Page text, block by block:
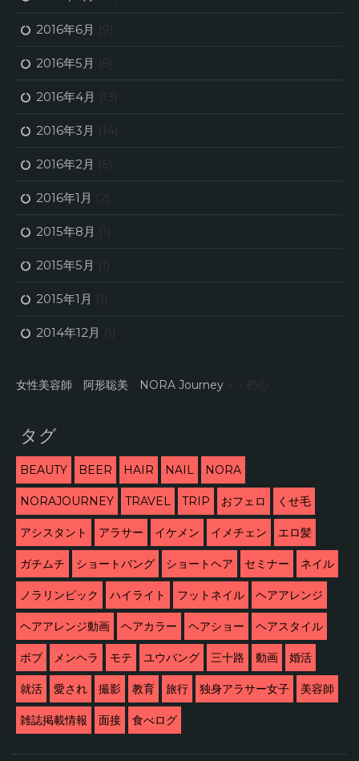
2016年6月 (9)
2016年5月 (8)
2016年4月 (13)
2016年3月 (14)
2016年2月 (5)
2016年1月 (2)
2015年8月 (1)
2015年5月 (1)
2015年1月 (1)
2014年12月 (1)
女性美容師 阿形聡美 NORA Journey > > 初心
タグ
BEAUTY BEER HAIR NAIL NORA
NORAJOURNEY TRAVEL TRIP おフェロ くせ毛
アシスタント アラサー イケメン イメチェン エロ髪
ガチムチ ショートバング ショートヘア セミナー ネイル
ノラリンピック ハイライト フットネイル ヘアアレンジ
ヘアアレンジ動画 ヘアカラー ヘアショー ヘアスタイル
ボブ メンヘラ モテ ユウバング 三十路 動画 婚活
就活 愛され 撮影 教育 旅行 独身アラサー女子 美容師
雑誌掲載情報 面接 食べログ